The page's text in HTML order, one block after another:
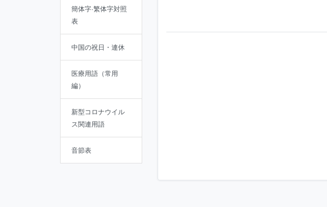
簡体字·繁体字対照
表
中国の祝日・連休
医療用語（常用
編）
新型コロナウイル
ス関連用語
音節表